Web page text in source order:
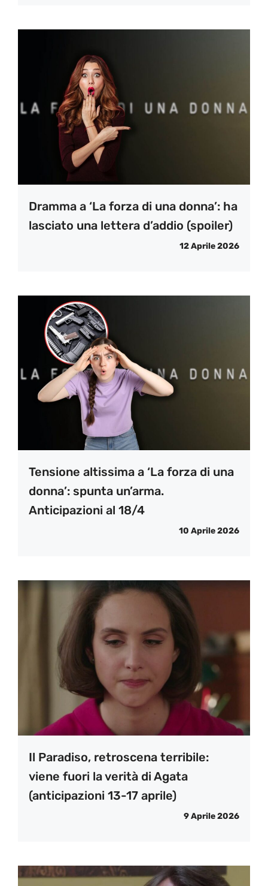
Dramma a ‘La forza di una donna’: ha
lasciato una lettera d’addio (spoiler)
12 Aprile 2026
Tensione altissima a ‘La forza di una
donna’: spunta un’arma.
Anticipazioni al 18/4
10 Aprile 2026
Il Paradiso, retroscena terribile:
viene fuori la verità di Agata
(anticipazioni 13-17 aprile)
9 Aprile 2026